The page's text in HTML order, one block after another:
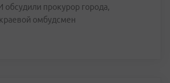
прокурор города,
омбудсмен